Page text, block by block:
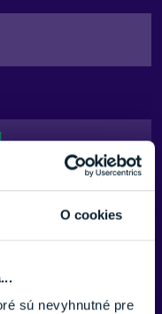
O cookies
sú nevyhnutné pre